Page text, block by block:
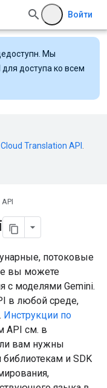
Войти
Мы
доступа ко всем
Cloud Translation API
потоковые
вы можете
с моделями Gemini.
в любой среде,
Инструкции по
API см. в
вам нужны
и SDK